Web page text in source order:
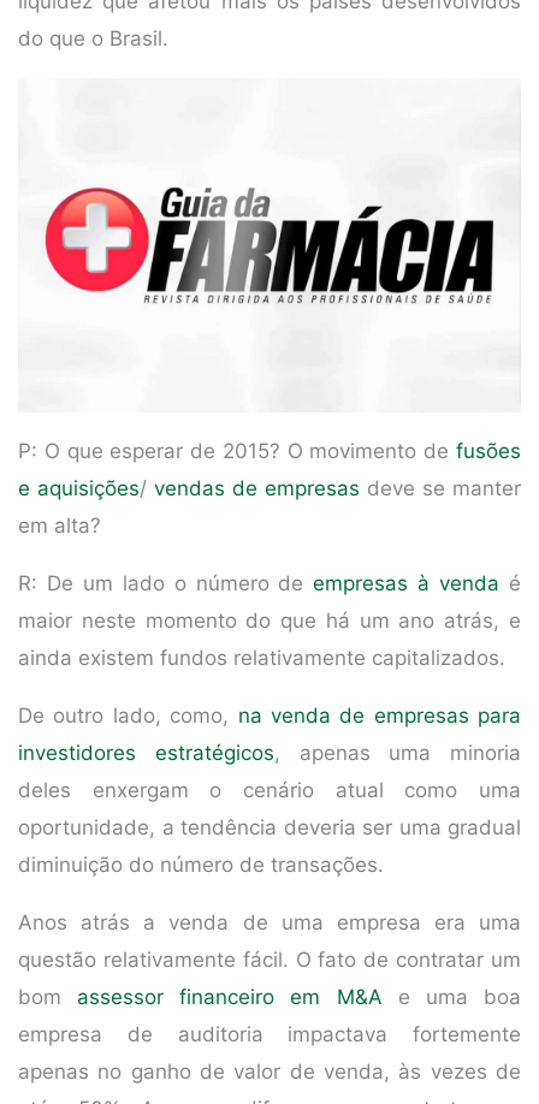
do que o Brasil.
P: O que esperar de 2015? O movimento de fusões
e aquisições/ vendas de empresas deve se manter
em alta?
R: De um lado o número deempresas à venda é
maior neste momento do que há um ano atrás, e
ainda existem fundos relativamente capitalizados.
De outro lado, como, na venda de empresas para
investidores estratégicos, apenas uma minoria
deles enxergam o cenário atual como uma
oportunidade, a tendência deveria ser uma gradual
diminuição do número de transações.
Anos atrás a venda de uma empresa era uma
questão relativamente fácil. O fato de contratar um
bom assessor financeiro em M&A e uma boa
empresa de auditoria impactava fortemente
apenas no ganho de valor de venda, às vezes de